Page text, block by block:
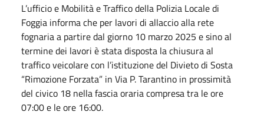
L’ufficio e Mobilità e Traffico della Polizia Locale di
Foggia informa che per lavori di allaccio alla rete
fognaria a partire dal giorno 10 marzo 2025 e sino al
termine dei lavori è stata disposta la chiusura al
traffico veicolare con l’istituzione del Divieto di Sosta
“Rimozione Forzata” in Via P. Tarantino in prossimità
del civico 18 nella fascia oraria compresa tra le ore
07:00 e le ore 16:00.